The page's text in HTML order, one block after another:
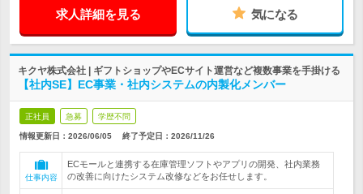
求人詳細を見る 気になる
キクヤ株式会社 | ギフトショップやECサイト運営など複数事業を手掛ける
【社内SE】EC事業・社内システムの内製化メンバー
正社員 急募 学歴不問
情報更新日：2026/06/05 終了予定日： 2026/11/26
仕事内容
ECモールと連携する在庫管理ソフトやアプリの開発、社内業務
の改善に向けたシステム改修などをお任せします。